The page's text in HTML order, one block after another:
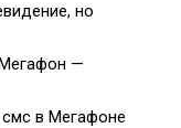
но
—
смс в Мегафоне